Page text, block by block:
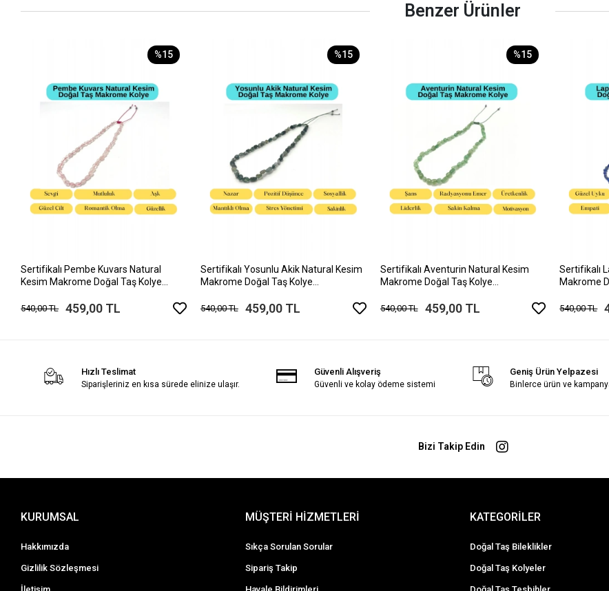
Benzer Ürünler
%15
Sertifikalı Pembe Kuvars Natural
Kesim Makrome Doğal Taş Kolye
540,00 TL 459,00 TL
%15
Sertifikalı Yosunlu Akik Natural Kesim
Makrome Doğal Taş Kolye
540,00 TL 459,00 TL
%15
Sertifikalı Aventurin Natural Kesim
Makrome Doğal Taş Kolye
540,00 TL 459,00 TL
Sertifikalı
Makrome
540,00 TL
Hızlı Teslimat
Siparişleriniz en kısa sürede elinize ulaşır.
Güvenli Alışveriş
Güvenli ve kolay ödeme sistemi
Geniş Ürün Yelpazesi
Binlerce ürün ve
Bizi Takip Edin
KURUMSAL
Hakkımızda
Gizlilik Sözleşmesi
MÜŞTERİ HİZMETLERİ
Sıkça Sorulan Sorular
Sipariş Takip
KATEGORİLER
Doğal Taş Bileklikler
Doğal Taş Kolyeler